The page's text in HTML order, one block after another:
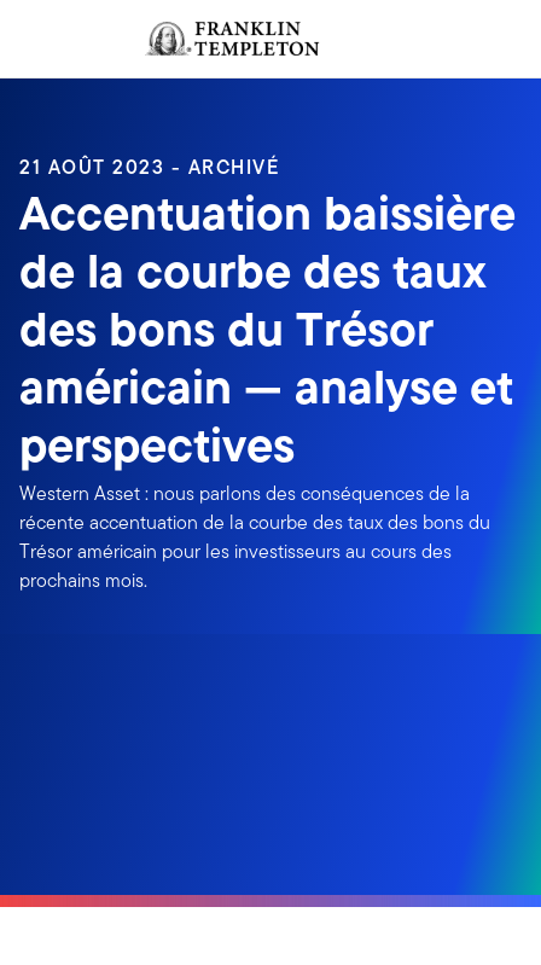
Header menu toggle
Ouverture de session
21 AOÛT 2023 - ARCHIVÉ
Accentuation baissière
de la courbe des taux
des bons du Trésor
américain — analyse et
perspectives
Western Asset : nous parlons des conséquences de la
récente accentuation de la courbe des taux des bons du
Trésor américain pour les investisseurs au cours des
prochains mois.